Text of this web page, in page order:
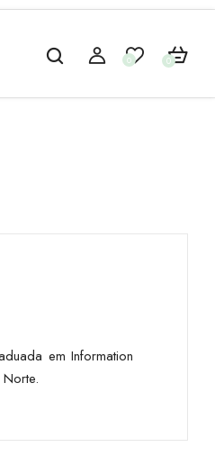
0 0
em Information